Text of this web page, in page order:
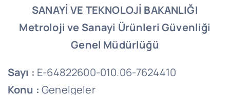
SANAYİ VE TEKNOLOJİ BAKANLIĞI
Metroloji ve Sanayi Ürünleri Güvenliği
Genel Müdürlüğü
Sayı : E-64822600-010.06-7624410
Konu : Genelgeler